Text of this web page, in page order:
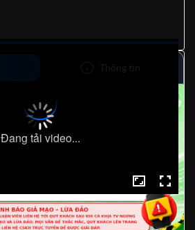
Đang tải video...
Thông tin